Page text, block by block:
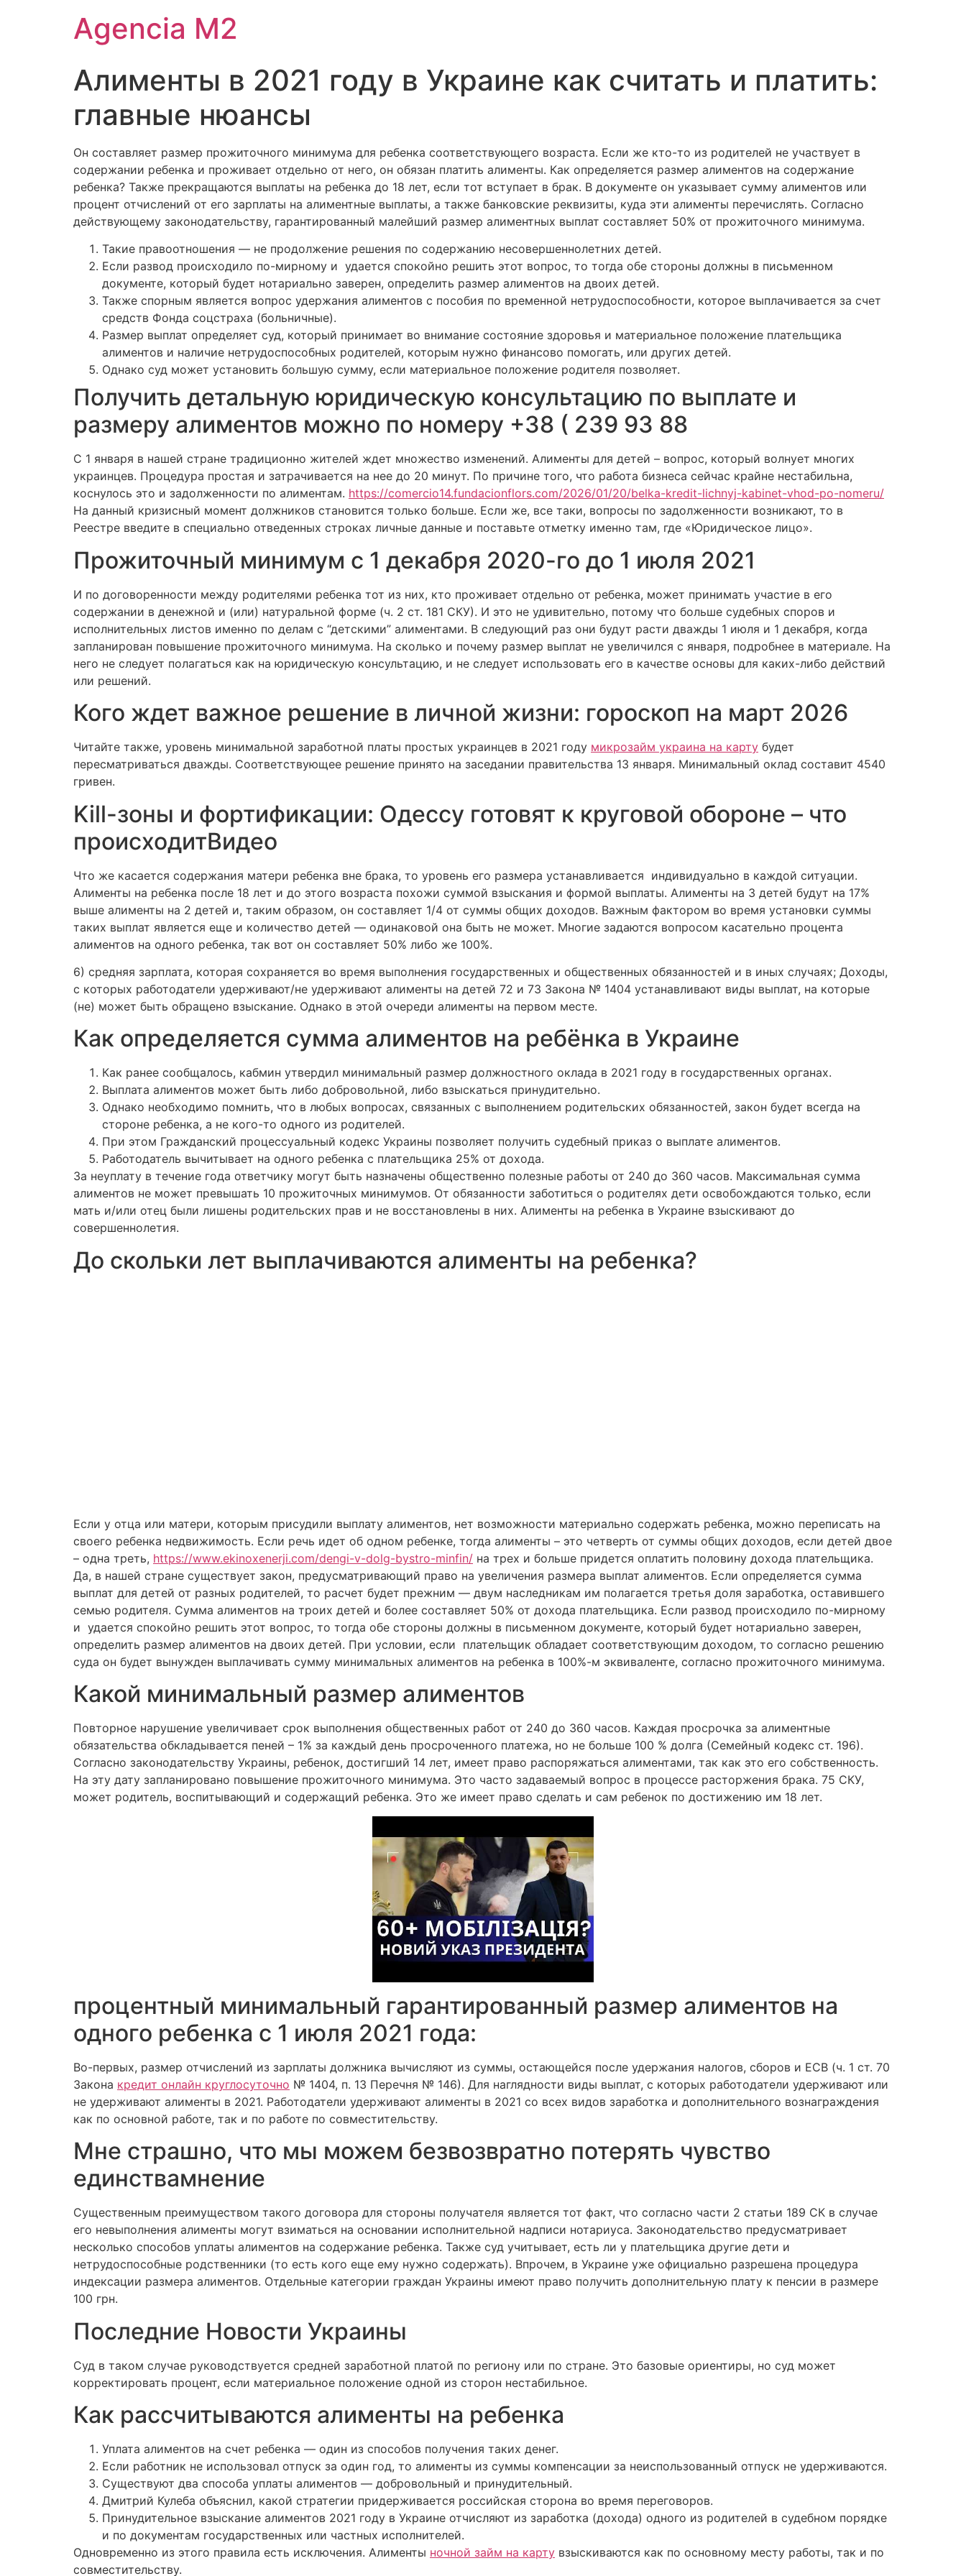
Agencia M2
Алименты в 2021 году в Украине как считать и платить:
главные нюансы
Он составляет размер прожиточного минимума для ребенка соответствующего возраста. Если же кто-то из родителей не участвует в
содержании ребенка и проживает отдельно от него, он обязан платить алименты. Как определяется размер алиментов на содержание
ребенка? Также прекращаются выплаты на ребенка до 18 лет, если тот вступает в брак. В документе он указывает сумму алиментов или
процент отчислений от его зарплаты на алиментные выплаты, а также банковские реквизиты, куда эти алименты перечислять. Согласно
действующему законодательству, гарантированный малейший размер алиментных выплат составляет 50% от прожиточного минимума.
Такие правоотношения — не продолжение решения по содержанию несовершеннолетних детей.
Если развод происходило по-мирному и удается спокойно решить этот вопрос, то тогда обе стороны должны в письменном
документе, который будет нотариально заверен, определить размер алиментов на двоих детей.
Также спорным является вопрос удержания алиментов с пособия по временной нетрудоспособности, которое выплачивается за счет
средств Фонда соцстраха (больничные).
Размер выплат определяет суд, который принимает во внимание состояние здоровья и материальное положение плательщика
алиментов и наличие нетрудоспособных родителей, которым нужно финансово помогать, или других детей.
Однако суд может установить большую сумму, если материальное положение родителя позволяет.
Получить детальную юридическую консультацию по выплате и
размеру алиментов можно по номеру +38 ( 239 93 88
С 1 января в нашей стране традиционно жителей ждет множество изменений. Алименты для детей – вопрос, который волнует многих
украинцев. Процедура простая и затрачивается на нее до 20 минут. По причине того, что работа бизнеса сейчас крайне нестабильна,
коснулось это и задолженности по алиментам. https://comercio14.fundacionflors.com/2026/01/20/belka-kredit-lichnyj-kabinet-vhod-po-nomeru/
На данный кризисный момент должников становится только больше. Если же, все таки, вопросы по задолженности возникают, то в
Реестре введите в специально отведенных строках личные данные и поставьте отметку именно там, где «Юридическое лицо».
Прожиточный минимум с 1 декабря 2020-го до 1 июля 2021
И по договоренности между родителями ребенка тот из них, кто проживает отдельно от ребенка, может принимать участие в его
содержании в денежной и (или) натуральной форме (ч. 2 ст. 181 СКУ). И это не удивительно, потому что больше судебных споров и
исполнительных листов именно по делам с “детскими” алиментами. В следующий раз они будут расти дважды 1 июля и 1 декабря, когда
запланирован повышение прожиточного минимума. На сколько и почему размер выплат не увеличился с января, подробнее в материале. На
него не следует полагаться как на юридическую консультацию, и не следует использовать его в качестве основы для каких-либо действий
или решений.
Кого ждет важное решение в личной жизни: гороскоп на март 2026
Читайте также, уровень минимальной заработной платы простых украинцев в 2021 году микрозайм украина на карту будет
пересматриваться дважды. Соответствующее решение принято на заседании правительства 13 января. Минимальный оклад составит 4540
гривен.
Kill-зоны и фортификации: Одессу готовят к круговой обороне – что
происходитВидео
Что же касается содержания матери ребенка вне брака, то уровень его размера устанавливается индивидуально в каждой ситуации.
Алименты на ребенка после 18 лет и до этого возраста похожи суммой взыскания и формой выплаты. Алименты на 3 детей будут на 17%
выше алименты на 2 детей и, таким образом, он составляет 1/4 от суммы общих доходов. Важным фактором во время установки суммы
таких выплат является еще и количество детей — одинаковой она быть не может. Многие задаются вопросом касательно процента
алиментов на одного ребенка, так вот он составляет 50% либо же 100%.
6) средняя зарплата, которая сохраняется во время выполнения государственных и общественных обязанностей и в иных случаях; Доходы,
с которых работодатели удерживают/не удерживают алименты на детей 72 и 73 Закона № 1404 устанавливают виды выплат, на которые
(не) может быть обращено взыскание. Однако в этой очереди алименты на первом месте.
Как определяется сумма алиментов на ребёнка в Украине
Как ранее сообщалось, кабмин утвердил минимальный размер должностного оклада в 2021 году в государственных органах.
Выплата алиментов может быть либо добровольной, либо взыскаться принудительно.
Однако необходимо помнить, что в любых вопросах, связанных с выполнением родительских обязанностей, закон будет всегда на
стороне ребенка, а не кого-то одного из родителей.
При этом Гражданский процессуальный кодекс Украины позволяет получить судебный приказ о выплате алиментов.
Работодатель вычитывает на одного ребенка с плательщика 25% от дохода.
За неуплату в течение года ответчику могут быть назначены общественно полезные работы от 240 до 360 часов. Максимальная сумма
алиментов не может превышать 10 прожиточных минимумов. От обязанности заботиться о родителях дети освобождаются только, если
мать и/или отец были лишены родительских прав и не восстановлены в них. Алименты на ребенка в Украине взыскивают до
совершеннолетия.
До скольки лет выплачиваются алименты на ребенка?
Если у отца или матери, которым присудили выплату алиментов, нет возможности материально содержать ребенка, можно переписать на
своего ребенка недвижимость. Если речь идет об одном ребенке, тогда алименты – это четверть от суммы общих доходов, если детей двое
– одна треть, https://www.ekinoxenerji.com/dengi-v-dolg-bystro-minfin/ на трех и больше придется оплатить половину дохода плательщика.
Да, в нашей стране существует закон, предусматривающий право на увеличения размера выплат алиментов. Если определяется сумма
выплат для детей от разных родителей, то расчет будет прежним — двум наследникам им полагается третья доля заработка, оставившего
семью родителя. Сумма алиментов на троих детей и более составляет 50% от дохода плательщика. Если развод происходило по-мирному
и удается спокойно решить этот вопрос, то тогда обе стороны должны в письменном документе, который будет нотариально заверен,
определить размер алиментов на двоих детей. При условии, если плательщик обладает соответствующим доходом, то согласно решению
суда он будет вынужден выплачивать сумму минимальных алиментов на ребенка в 100%-м эквиваленте, согласно прожиточного минимума.
Какой минимальный размер алиментов
Повторное нарушение увеличивает срок выполнения общественных работ от 240 до 360 часов. Каждая просрочка за алиментные
обязательства обкладывается пеней – 1% за каждый день просроченного платежа, но не больше 100 % долга (Семейный кодекс ст. 196).
Согласно законодательству Украины, ребенок, достигший 14 лет, имеет право распоряжаться алиментами, так как это его собственность.
На эту дату запланировано повышение прожиточного минимума. Это часто задаваемый вопрос в процессе расторжения брака. 75 СКУ,
может родитель, воспитывающий и содержащий ребенка. Это же имеет право сделать и сам ребенок по достижению им 18 лет.
процентный минимальный гарантированный размер алиментов на
одного ребенка с 1 июля 2021 года:
Во-первых, размер отчислений из зарплаты должника вычисляют из суммы, остающейся после удержания налогов, сборов и ЕСВ (ч. 1 ст. 70
Закона кредит онлайн круглосуточно № 1404, п. 13 Перечня № 146). Для наглядности виды выплат, с которых работодатели удерживают или
не удерживают алименты в 2021. Работодатели удерживают алименты в 2021 со всех видов заработка и дополнительного вознаграждения
как по основной работе, так и по работе по совместительству.
Мне страшно, что мы можем безвозвратно потерять чувство
единствамнение
Существенным преимуществом такого договора для стороны получателя является тот факт, что согласно части 2 статьи 189 СК в случае
его невыполнения алименты могут взиматься на основании исполнительной надписи нотариуса. Законодательство предусматривает
несколько способов уплаты алиментов на содержание ребенка. Также суд учитывает, есть ли у плательщика другие дети и
нетрудоспособные родственники (то есть кого еще ему нужно содержать). Впрочем, в Украине уже официально разрешена процедура
индексации размера алиментов. Отдельные категории граждан Украины имеют право получить дополнительную плату к пенсии в размере
100 грн.
Последние Новости Украины
Суд в таком случае руководствуется средней заработной платой по региону или по стране. Это базовые ориентиры, но суд может
корректировать процент, если материальное положение одной из сторон нестабильное.
Как рассчитываются алименты на ребенка
Уплата алиментов на счет ребенка — один из способов получения таких денег.
Если работник не использовал отпуск за один год, то алименты из суммы компенсации за неиспользованный отпуск не удерживаются.
Существуют два способа уплаты алиментов — добровольный и принудительный.
Дмитрий Кулеба объяснил, какой стратегии придерживается российская сторона во время переговоров.
Принудительное взыскание алиментов 2021 году в Украине отчисляют из заработка (дохода) одного из родителей в судебном порядке
и по документам государственных или частных исполнителей.
Одновременно из этого правила есть исключения. Алименты ночной займ на карту взыскиваются как по основному месту работы, так и по
совместительству.